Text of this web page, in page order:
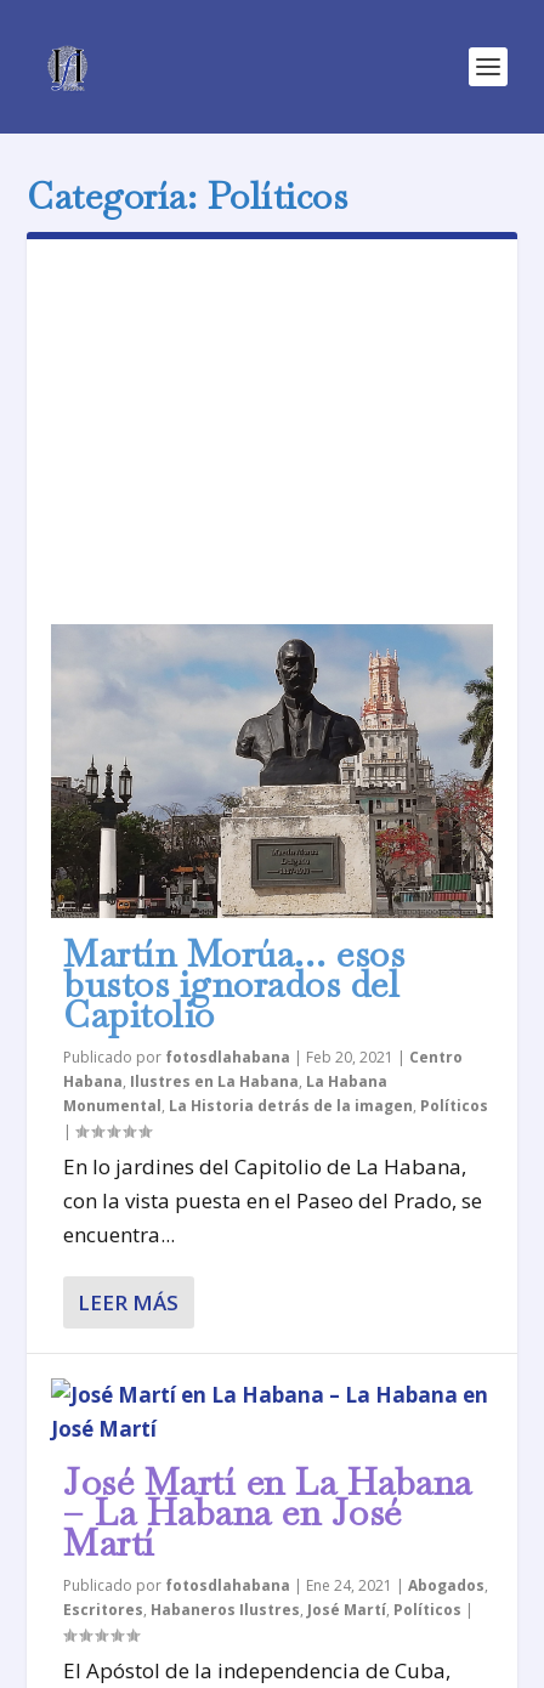
Categoría: Políticos
Martín Morúa… esos
bustos ignorados del
Capitolio
Publicado por fotosdlahabana | Feb 20, 2021 | Centro
Habana, Ilustres en La Habana, La Habana
Monumental, La Historia detrás de la imagen, Políticos
|
En lo jardines del Capitolio de La Habana,
con la vista puesta en el Paseo del Prado, se
encuentra...
LEER MÁS
José Martí en La Habana
– La Habana en José
Martí
Publicado por fotosdlahabana | Ene 24, 2021 |Abogados,
Escritores, Habaneros Ilustres, José Martí, Políticos |
El Apóstol de la independencia de Cuba,